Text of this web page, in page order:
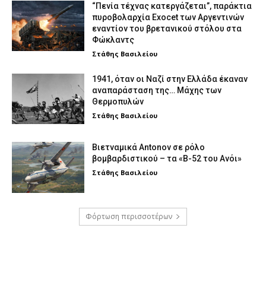
“Πενία τέχνας κατεργάζεται”, παράκτια
πυροβολαρχία Exocet των Αργεντινών
εναντίον του βρετανικού στόλου στα
Φώκλαντς
Στάθης Βασιλείου
1941, όταν οι Ναζί στην Ελλάδα έκαναν
αναπαράσταση της… Μάχης των
Θερμοπυλών
Στάθης Βασιλείου
Βιετναμικά Antonov σε ρόλο
βομβαρδιστικού – τα «Β-52 του Ανόι»
Στάθης Βασιλείου
Φόρτωση περισσοτέρων